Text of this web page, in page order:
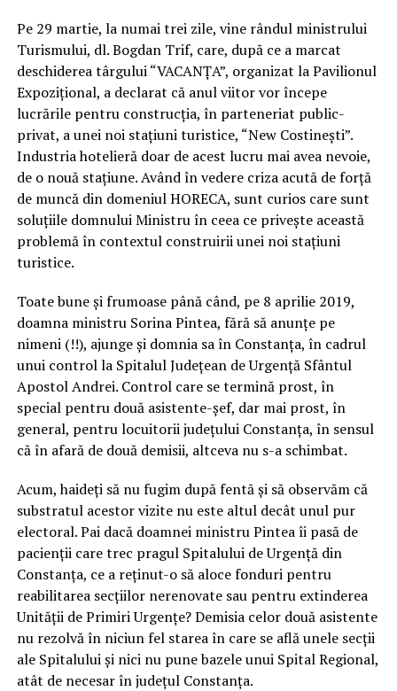
Pe 29 martie, la numai trei zile, vine rândul ministrului
Turismului, dl. Bogdan Trif, care, după ce a marcat
deschiderea târgului “VACANȚA”, organizat la Pavilionul
Expozițional, a declarat că anul viitor vor începe
lucrările pentru construcția, în parteneriat public-
privat, a unei noi stațiuni turistice, “New Costinești”.
Industria hotelieră doar de acest lucru mai avea nevoie,
de o nouă stațiune. Având în vedere criza acută de forță
de muncă din domeniul HORECA, sunt curios care sunt
soluțiile domnului Ministru în ceea ce privește această
problemă în contextul construirii unei noi stațiuni
turistice.
Toate bune și frumoase până când, pe 8 aprilie 2019,
doamna ministru Sorina Pintea, fără să anunțe pe
nimeni (!!), ajunge și domnia sa în Constanța, în cadrul
unui control la Spitalul Județean de Urgență Sfântul
Apostol Andrei. Control care se termină prost, în
special pentru două asistente-șef, dar mai prost, în
general, pentru locuitorii județului Constanța, în sensul
că în afară de două demisii, altceva nu s-a schimbat.
Acum, haideți să nu fugim după fentă și să observăm că
substratul acestor vizite nu este altul decât unul pur
electoral. Pai dacă doamnei ministru Pintea îi pasă de
pacienții care trec pragul Spitalului de Urgență din
Constanța, ce a reținut-o să aloce fonduri pentru
reabilitarea secțiilor nerenovate sau pentru extinderea
Unității de Primiri Urgențe? Demisia celor două asistente
nu rezolvă în niciun fel starea în care se află unele secții
ale Spitalului și nici nu pune bazele unui Spital Regional,
atât de necesar în județul Constanța.